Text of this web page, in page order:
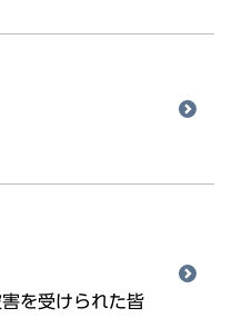
を受けられた皆